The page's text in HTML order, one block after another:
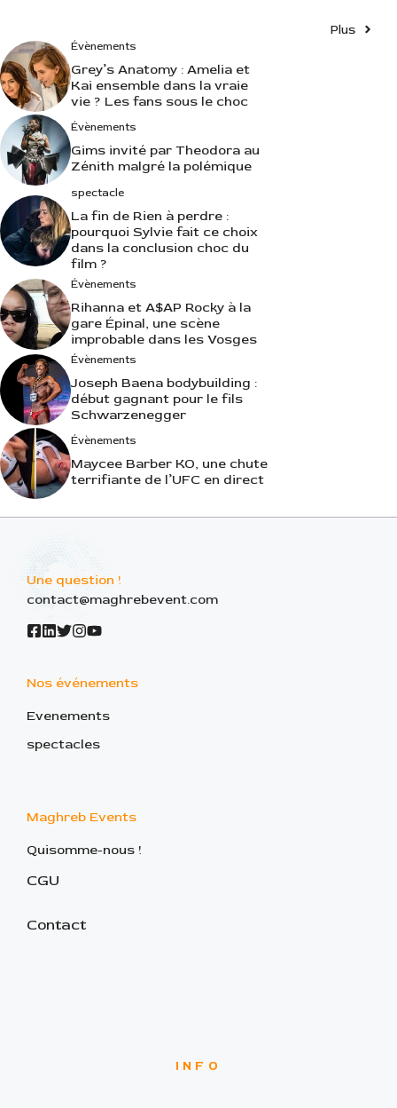
Plus
Évènements
Grey’s Anatomy : Amelia et
Kai ensemble dans la vraie
vie ? Les fans sous le choc
Évènements
Gims invité par Theodora au
Zénith malgré la polémique
spectacle
La fin de Rien à perdre :
pourquoi Sylvie fait ce choix
dans la conclusion choc du
film ?
Évènements
Rihanna et A$AP Rocky à la
gare Épinal, une scène
improbable dans les Vosges
Évènements
Joseph Baena bodybuilding :
début gagnant pour le fils
Schwarzenegger
Évènements
Maycee Barber KO, une chute
terrifiante de l’UFC en direct
Une question !
contact@maghrebevent.com
Nos événements
Evenements
spectacles
Maghreb Events
Quisomme-nous !
CGU
Contact
INFO